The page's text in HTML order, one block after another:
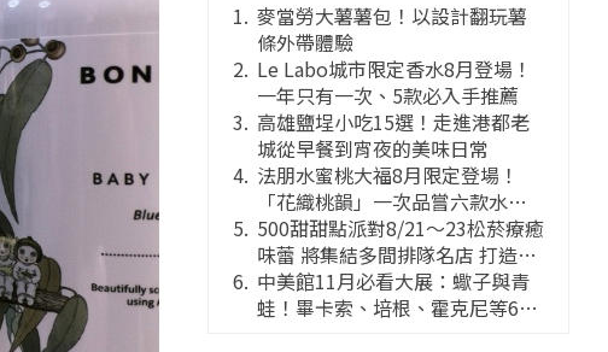
麥當勞大薯薯包！以設計翻玩薯
條外帶體驗
Le Labo城市限定香水8月登場！
一年只有一次、5款必入手推薦
高雄鹽埕小吃15選！走進港都老
城從早餐到宵夜的美味日常
法朋水蜜桃大福8月限定登場！
「花織桃韻」一次品嘗六款水蜜
桃花果大福
500甜甜點派對8/21～23松菸療癒
味蕾 將集結多間排隊名店 打造靈
感創意的舞台
中美館11月必看大展：蠍子與青
蛙！畢卡索、培根、霍克尼等66